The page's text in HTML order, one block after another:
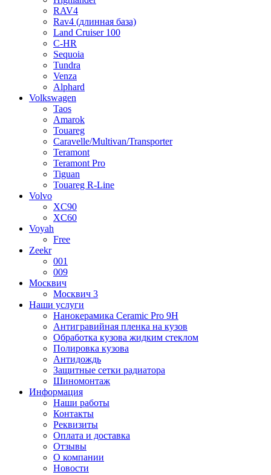
RAV4
Rav4 (длинная база)
Land Cruiser 100
C-HR
Sequoia
Tundra
Venza
Alphard
Volkswagen
Taos
Amarok
Touareg
Caravelle/Multivan/Transporter
Teramont
Teramont Pro
Tiguan
Touareg R-Line
Volvo
XC90
XC60
Voyah
Free
Zeekr
001
009
Москвич
Москвич 3
Наши услуги
Нанокерамика Ceramic Pro 9H
Антигравийная пленка на кузов
Обработка кузова жидким стеклом
Полировка кузова
Антидождь
Защитные сетки радиатора
Шиномонтаж
Информация
Наши работы
Контакты
Реквизиты
Оплата и доставка
Отзывы
О компании
Новости